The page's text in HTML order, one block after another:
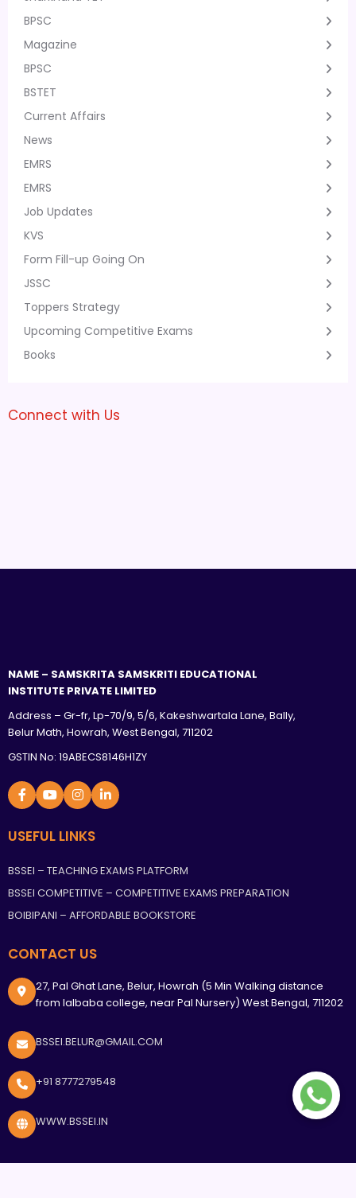
BPSC
Magazine
BPSC
BSTET
Current Affairs
News
EMRS
EMRS
Job Updates
KVS
Form Fill-up Going On
JSSC
Toppers Strategy
Upcoming Competitive Exams
Books
Connect with Us
NAME – SAMSKRITA SAMSKRITI EDUCATIONAL
INSTITUTE PRIVATE LIMITED
Address – Gr-fr, Lp-70/9, 5/6, Kakeshwartala Lane, Bally,
Belur Math, Howrah, West Bengal, 711202
GSTIN No: 19ABECS8146H1ZY
USEFUL LINKS
BSSEI – TEACHING EXAMS PLATFORM
BSSEI COMPETITIVE – COMPETITIVE EXAMS PREPARATION
BOIBIPANI – AFFORDABLE BOOKSTORE
CONTACT US
27, Pal Ghat Lane, Belur, Howrah (5 Min Walking distance
from lalbaba college, near Pal Nursery) West Bengal, 711202
BSSEI.BELUR@GMAIL.COM
+91 8777279548
WWW.BSSEI.IN